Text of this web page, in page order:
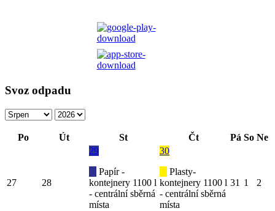
Svoz odpadu
Po Út St Čt Pá So Ne
27 28
29
Papír -
kontejnery 1100 l
- centrální sběrná
místa
30
Plasty-
kontejnery 1100 l
- centrální sběrná
místa
31 1 2